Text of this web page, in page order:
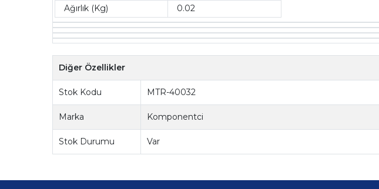
Ağırlık (Kg)
0.02
Diğer Özellikler
Stok Kodu MTR-40032
Marka Komponentci
Stok Durumu Var